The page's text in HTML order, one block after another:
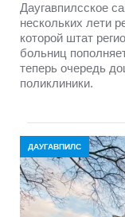
Даугавпилсское
нескольких лети
которой штат
больниц
теперь очередь
поликлиники.
ДАУГАВПИЛС